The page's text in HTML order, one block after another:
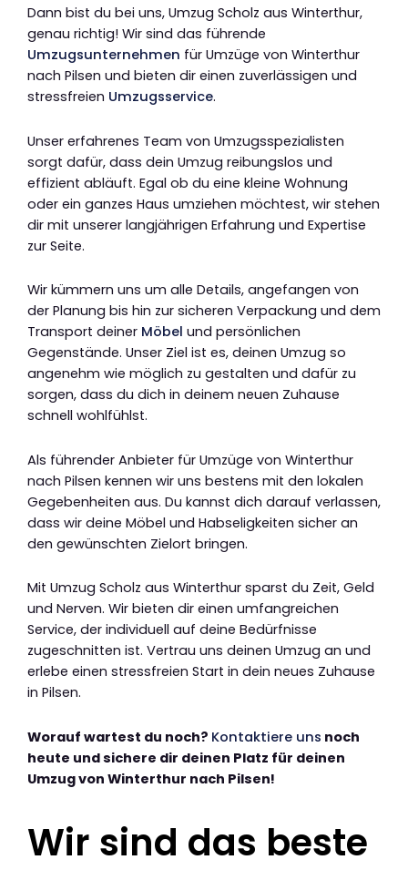
Dann bist du bei uns, Umzug Scholz aus Winterthur,
genau richtig! Wir sind das führende
Umzugsunternehmen für Umzüge von Winterthur
nach Pilsen und bieten dir einen zuverlässigen und
stressfreien Umzugsservice.
Unser erfahrenes Team von Umzugsspezialisten
sorgt dafür, dass dein Umzug reibungslos und
effizient abläuft. Egal ob du eine kleine Wohnung
oder ein ganzes Haus umziehen möchtest, wir stehen
dir mit unserer langjährigen Erfahrung und Expertise
zur Seite.
Wir kümmern uns um alle Details, angefangen von
der Planung bis hin zur sicheren Verpackung und dem
Transport deiner Möbel und persönlichen
Gegenstände. Unser Ziel ist es, deinen Umzug so
angenehm wie möglich zu gestalten und dafür zu
sorgen, dass du dich in deinem neuen Zuhause
schnell wohlfühlst.
Als führender Anbieter für Umzüge von Winterthur
nach Pilsen kennen wir uns bestens mit den lokalen
Gegebenheiten aus. Du kannst dich darauf verlassen,
dass wir deine Möbel und Habseligkeiten sicher an
den gewünschten Zielort bringen.
Mit Umzug Scholz aus Winterthur sparst du Zeit, Geld
und Nerven. Wir bieten dir einen umfangreichen
Service, der individuell auf deine Bedürfnisse
zugeschnitten ist. Vertrau uns deinen Umzug an und
erlebe einen stressfreien Start in dein neues Zuhause
in Pilsen.
Worauf wartest du noch? Kontaktiere uns noch
heute und sichere dir deinen Platz für deinen
Umzug von Winterthur nach Pilsen!
Wir sind das beste